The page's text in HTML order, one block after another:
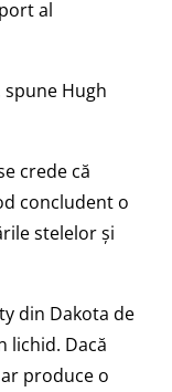
al
Hugh
crede că
concludent o
stelelor și
din Dakota de
lichid. Dacă
produce o